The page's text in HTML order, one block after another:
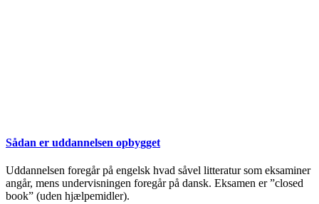
Sådan er uddannelsen opbygget
Uddannelsen foregår på engelsk hvad såvel litteratur som eksaminer
angår, mens undervisningen foregår på dansk. Eksamen er ”closed
book” (uden hjælpemidler).